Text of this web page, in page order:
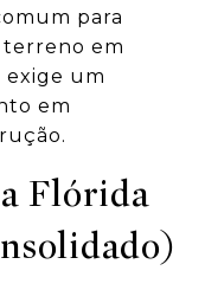
para
em
exige um
em
Flórida